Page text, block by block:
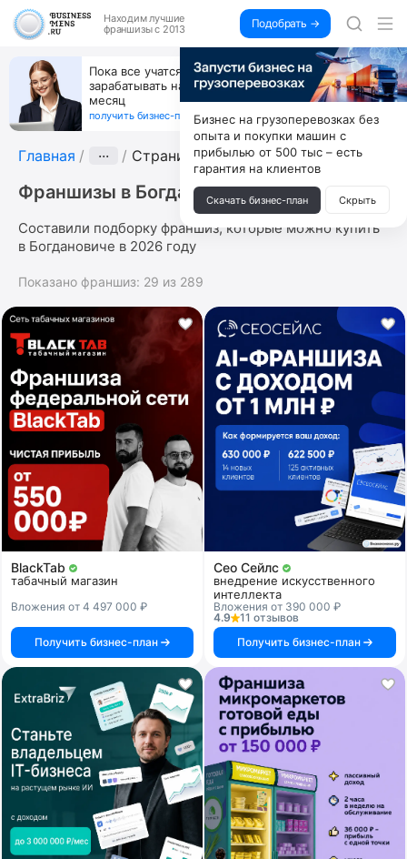
Находим лучшие
франшизы с 2013
Подобрать →
Пока все учатся пользоваться ИИ, вы можете
зарабатывать на их обучении по 500 тыс. каждый
месяц
получить бизнес-план ↓
Главная ··· Страница 2
Франшизы в Богдановиче
Составили подборку франшиз, которые можно купить
в Богдановиче в 2026 году
Показано франшиз: 29 из 289
BlackTab
табачный магазин
Вложения от 4 497 000 ₽
Получить бизнес-план
Сео Сейлс
внедрение искусственного
интеллекта
Вложения от 390 000 ₽
4.9
11 отзывов
Получить бизнес-план
Бизнес на грузоперевозках без
опыта и покупки машин с
прибылью от 500 тыс – есть
гарантия на клиентов
Скачать бизнес-план Скрыть